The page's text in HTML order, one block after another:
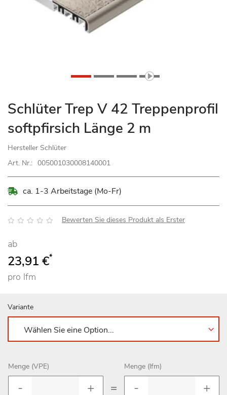
Zum
Anfang
der
Bildgalerie
springen
Schlüter Trep V 42 Treppenprofil
softpfirsich Länge 2 m
Hersteller Schlüter
Art. Nr.: 005001030008140001
ca. 1-3 Arbeitstage (Mo-Fr)
Bewertung: Bewerten Sie dieses Produkt als Erster
ab
23,91 €*
pro lfm
Variante
Menge (VPE)
=
Menge (lfm)